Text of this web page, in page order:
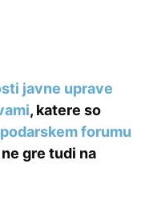
javne uprave
, katere so
forumu
gre tudi na